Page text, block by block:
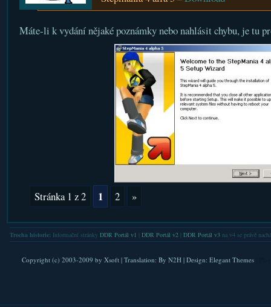
Máte-li k vydání nějaké poznámky nebo nahlásit chybu, je tu
Stránka 1 z 2 1 2 »
Trocha historie: Informační stránky DDR Portál v1 DDR Portál v2| DDR Portál v3na v4 se právě
Copyright (c) 2003-2009 by Xsoft| Translation: By N2H| Design: Elegant Themes